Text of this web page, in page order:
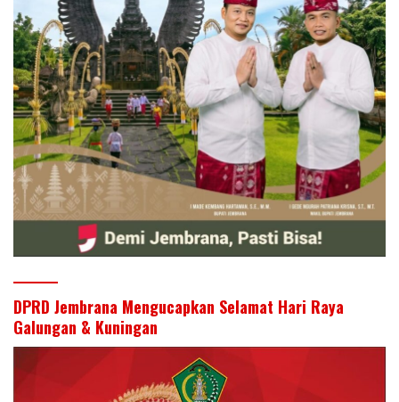
DPRD Jembrana Mengucapkan Selamat Hari Raya
Galungan & Kuningan